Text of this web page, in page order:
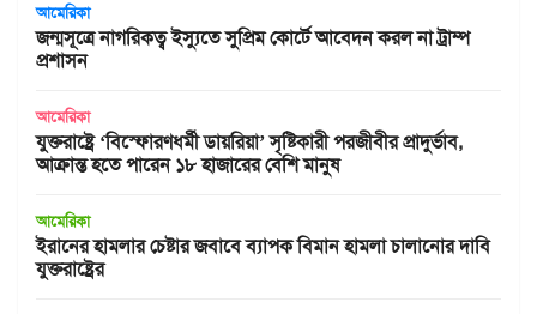
আমেরিকা
জন্মসূত্রে নাগরিকত্ব ইস্যুতে সুপ্রিম কোর্টে আবেদন করল না ট্রাম্প
প্রশাসন
আমেরিকা
যুক্তরাষ্ট্রে ‘বিস্ফোরণধর্মী ডায়রিয়া’ সৃষ্টিকারী পরজীবীর প্রাদুর্ভাব,
আক্রান্ত হতে পারেন ১৮ হাজারের বেশি মানুষ
আমেরিকা
ইরানের হামলার চেষ্টার জবাবে ব্যাপক বিমান হামলা চালানোর দাবি
যুক্তরাষ্ট্রের